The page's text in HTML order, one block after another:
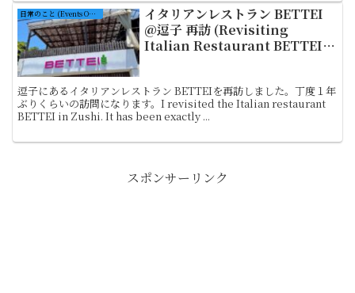
日常のこと (Events On Ordinary Days)
イタリアンレストラン BETTEI
@逗子 再訪 (Revisiting
Italian Restaurant BETTEI
逗子にあるイタリアンレストラン BETTEIを再訪しました。丁度１年
ぶりくらいの訪問になります。I revisited the Italian restaurant
BETTEI in Zushi. It has been exactly ...
スポンサーリンク